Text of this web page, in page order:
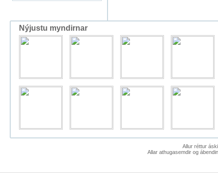
Nýjustu myndirnar
Allur réttur
Allar athugasemdir og